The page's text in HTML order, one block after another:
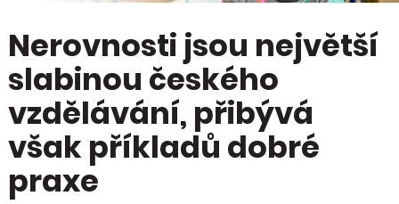
Nerovnosti jsou největší
slabinou českého
vzdělávání, přibývá
však příkladů dobré
praxe